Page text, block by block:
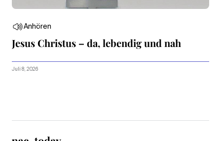
Anhören
Jesus Christus – da, lebendig und nah
Juli 8, 2026